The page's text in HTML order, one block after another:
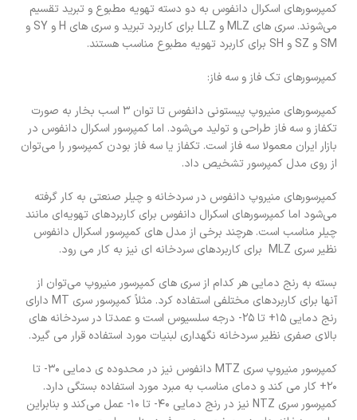
کمپرسورهای اسکرال دانفوس به دو دسته تهویه مطبوع و تبرید تقسیم
می‌شوند. سری های MLZ و LLZ برای کاربرد تبرید و سری های H و SY و
SM و SZ و SH برای کاربرد تهویه مطبوع مناسب هستند.
کمپرسورهای تک فاز و سه فاز:
کمپرسورهای منیروپ پیستونی دانفوس تا توان ۳ اسب بخار به صورت
تکفاز و سه فاز طراحی و تولید می‌شود. اما کمپرسور اسکرال دانفوس در
بازار ایران معمولا سه فاز است. تکفاز یا سه فاز بودن کمپرسور را می‌توان
از روی مدل کمپرسور تشخیص داد.
کمپرسورهای منیروپ دانفوس در سردخانه و چیلر صنعتی به کار گرفته
می‌شود اما کمپرسورهای اسکرال دانفوس برای کاربردهای تهویه‌ای مانند
چیلر مناسب است. هرچند برخی از مدل های کمپرسور اسکرال دانفوس
نظیر سری MLZ برای کاربردهای سردخانه ای نیز به کار می رود.
بسته به رنج دمایی هر کدام از سری های کمپرسور منیروپ می‌توان از
آنها برای کاربردهای مختلفی استفاده کرد. مثلاً کمپرسور سری MT دارای
رنج دمایی ۱۵+ تا ۲۵- درجه سلسیوس است و عمدتا در سردخانه های
بالای صفری نظیر سردخانه نگهداری لبنیات مورد استفاده قرار می گیرد.
کمپرسور منیروپ سری MTZ دانفوس نیز در محدوده ی دمایی ۳۰- تا
۲۰+ کار می کند و دمای مناسب به مبرد مورد استفاده بستگی دارد.
کمپرسور سری NTZ نیز در رنج دمایی ۴۰- تا ۱۰- عمل می‌کند و بنابراین